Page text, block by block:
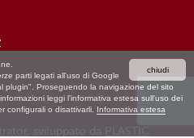
chiudi
parti legati all'uso di Google
plugin". Proseguendo la navigazione del sito
leggi l'informativa estesa sull'uso dei
configurali o disattivarli. Informativa estesa